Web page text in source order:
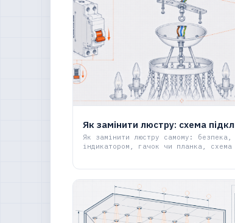
Як замінити люстру: схема
Як замінити люстру самому: безпека,
індикатором, гачок чи планка, схема